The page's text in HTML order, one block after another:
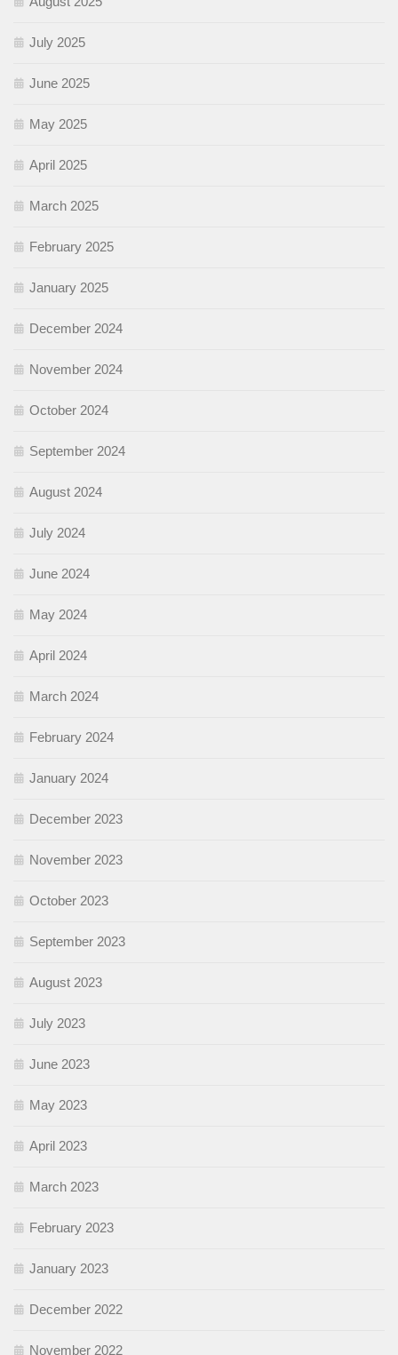
July 2025
June 2025
May 2025
April 2025
March 2025
February 2025
January 2025
December 2024
November 2024
October 2024
September 2024
August 2024
July 2024
June 2024
May 2024
April 2024
March 2024
February 2024
January 2024
December 2023
November 2023
October 2023
September 2023
August 2023
July 2023
June 2023
May 2023
April 2023
March 2023
February 2023
January 2023
December 2022
November 2022